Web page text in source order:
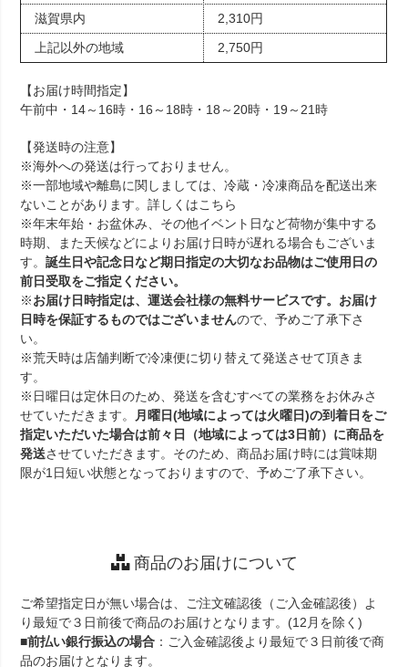
滋賀県内
2,310円
上記以外の地域
2,750円
【お届け時間指定】
午前中・14～16時・16～18時・18～20時・19～21時
【発送時の注意】
※海外への発送は行っておりません。
※一部地域や離島に関しましては、冷蔵・冷凍商品を配送出来
ないことがあります。詳しくはこちら
※年末年始・お盆休み、その他イベント日など荷物が集中する
時期、また天候などによりお届け日時が遅れる場合もございま
す。誕生日や記念日など期日指定の大切なお品物はご使用日の
前日受取をご指定ください。
※お届け日時指定は、運送会社様の無料サービスです。お届け
日時を保証するものではございませんので、予めご了承下さ
い。
※荒天時は店舗判断で冷凍便に切り替えて発送させて頂きま
す。
※日曜日は定休日のため、発送を含むすべての業務をお休みさ
せていただきます。
月曜日(地域によっては火曜日)の到着日をご
指定いただいた場合は前々日（地域によっては3日前）に商品を
発送させていただきます。そのため、商品お届け時には賞味期
限が1日短い状態となっておりますので、予めご了承下さい。
商品のお届けについて
ご希望指定日が無い場合は、ご注文確認後（ご入金確認後）よ
り最短で３日前後で商品のお届けとなります。(12月を除く)
■前払い銀行振込の場合 ：ご入金確認後より最短で３日前後で商
品のお届けとなります。